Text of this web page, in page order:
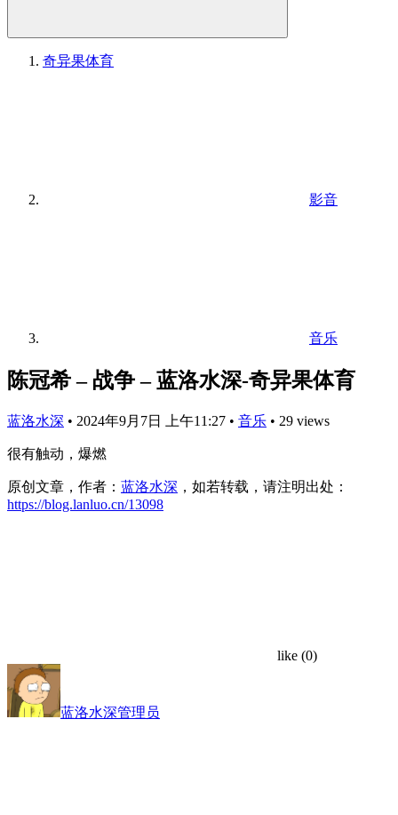
奇异果体育
影音
音乐
陈冠希 – 战争 – 蓝洛水深-奇异果体育
蓝洛水深 • 2024年9月7日 上午11:27 • 音乐 • 29 views
很有触动，爆燃
原创文章，作者： 蓝洛水深 ，如若转载，请注明出处：
https://blog.lanluo.cn/13098
like (0)
蓝洛水深管理员